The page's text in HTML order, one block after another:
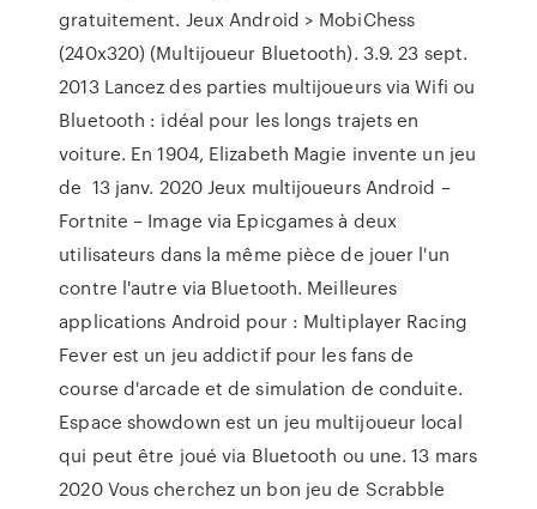
gratuitement. Jeux Android > MobiChess
(240x320) (Multijoueur Bluetooth). 3.9. 23 sept.
2013 Lancez des parties multijoueurs via Wifi ou
Bluetooth : idéal pour les longs trajets en
voiture. En 1904, Elizabeth Magie invente un jeu
de 13 janv. 2020 Jeux multijoueurs Android –
Fortnite – Image via Epicgames à deux
utilisateurs dans la même pièce de jouer l'un
contre l'autre via Bluetooth. Meilleures
applications Android pour : Multiplayer Racing
Fever est un jeu addictif pour les fans de
course d'arcade et de simulation de conduite.
Espace showdown est un jeu multijoueur local
qui peut être joué via Bluetooth ou une. 13 mars
2020 Vous cherchez un bon jeu de Scrabble